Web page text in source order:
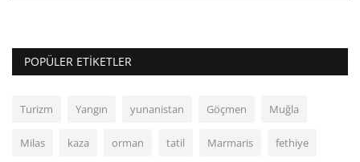
POPÜLER ETIKETLER
Turizm Yangın yunanistan Göçmen Muğla
Milas kaza orman tatil Marmaris fethiye